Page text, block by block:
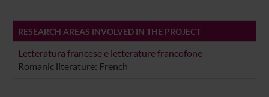
RESEARCH AREAS INVOLVED IN THE PROJECT
Letteratura francese e letterature francofone
Romanic literature: French